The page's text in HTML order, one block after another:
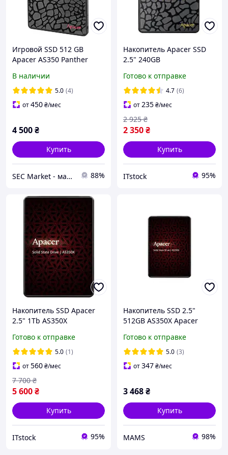
Игровой SSD 512 GB
Apacer AS350 Panther
диск 512 ГБ SSD для
ноутбука и ПК
В наличии
5.0 (4)
от450₴/мес
4 500₴
Купить
SEC Market - магазин систем безопасности №1 88%
Накопитель Apacer SSD
2.5" 240GB
Готово к отправке
4.7 (6)
от235₴/мес
2 350₴
2 925 ₴
Купить
ITstock 95%
Накопитель SSD Apacer
2.5" 1Tb AS350X
Готово к отправке
5.0 (1)
от560₴/мес
5 600₴
7 700 ₴
Купить
ITstock 95%
Накопитель SSD 2.5"
512GB AS350X Apacer
(e49748)
Готово к отправке
5.0 (3)
от347₴/мес
3 468₴
Купить
MAMS 98%